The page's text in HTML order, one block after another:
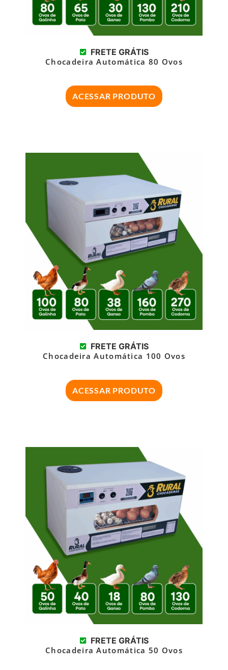
FRETE GRÁTIS
Chocadeira Automática 80 Ovos
ACESSAR PRODUTO
FRETE GRÁTIS
Chocadeira Automática 100 Ovos
ACESSAR PRODUTO
FRETE GRÁTIS
Chocadeira Automática 50 Ovos